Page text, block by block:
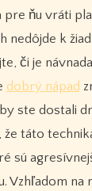
ňu vráti
nedôjde k
či je
dobrý nápad
ste dostali
že táto
sú
Vzhľadom na